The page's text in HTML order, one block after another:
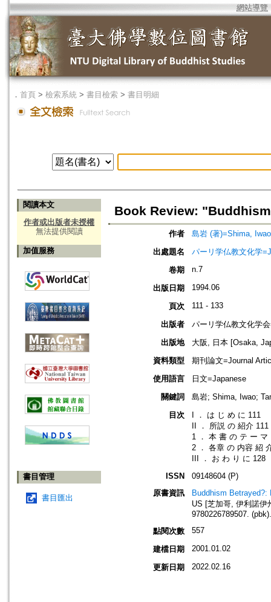
網站導覽
． 首頁 > 檢索系統 > 書目檢索 > 書目明細
閱讀本文
作者或出版者未授權
無法提供閱讀
加值服務
書目管理
書目匯出
Book Review:
作者
島岩 (著)=Shima,
出處題名
パーリ学仏教文化学
卷期
n.7
出版日期 1994.06
頁次 111 - 133
出版者
パーリ学仏教文化学
出版地
大阪, 日本 [Osaka,
資料類型
期刊論文=Journal
使用語言
日文=Japanese
關鍵詞
島岩; Shima, Iwao;
目次
I ． は じ め に 111
II ． 所説 の 紹介 111
1 ． 本 書 の テ ー マ
2 ． 各章 の 内容 紹
III ． お わ り に 128
ISSN
09148604 (P)
原書資訊
Buddhism
US [芝加哥, 伊利諾伊
9780226789507.
點閱次數
557
建檔日期 2001.01.02
更新日期 2022.02.16